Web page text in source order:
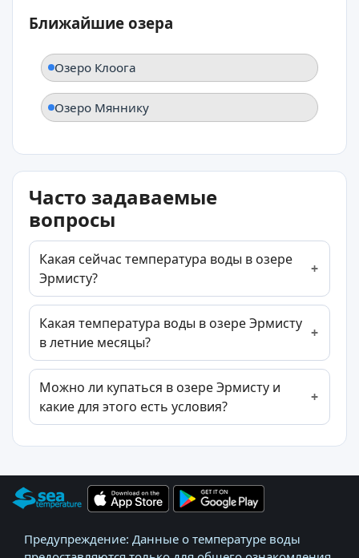
Ближайшие озера
Озеро Клоога
Озеро Мяннику
Часто задаваемые
вопросы
Какая сейчас температура воды в озере
Эрмисту?
Какая температура воды в озере Эрмисту
в летние месяцы?
Можно ли купаться в озере Эрмисту и
какие для этого есть условия?
Предупреждение: Данные о температуре воды